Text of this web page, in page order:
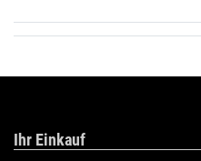
Ihr Einkauf